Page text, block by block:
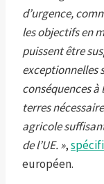
d’urgence,
les objectifs en
puissent être
exceptionnelles
conséquences à
terres
agricole
de l’UE. »,
européen.